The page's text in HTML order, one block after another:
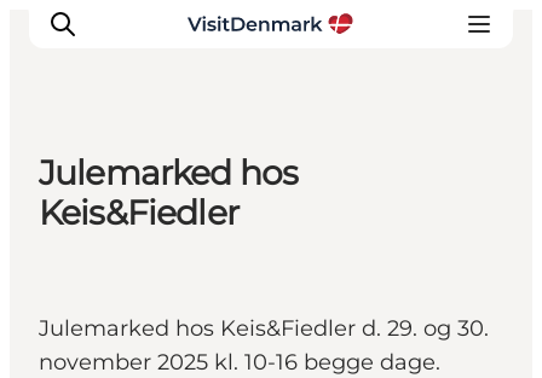
Inspirations
Planifiez votre voyage
Julemarked hos
Keis&Fiedler
Julemarked hos Keis&Fiedler d. 29. og 30.
november 2025 kl. 10-16 begge dage.